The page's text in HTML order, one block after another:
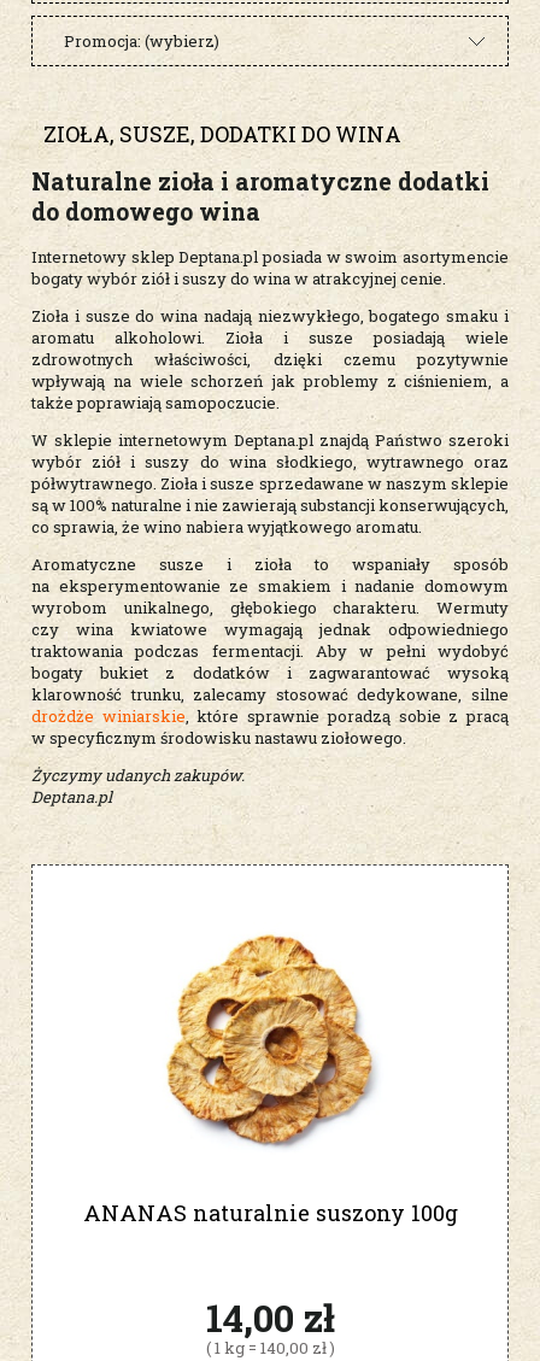
Promocja: (wybierz)
ZIOŁA, SUSZE, DODATKI DO WINA
Naturalne zioła i aromatyczne dodatki
do domowego wina
Internetowy sklep Deptana.pl posiada w swoim asortymencie
bogaty wybór ziół i suszy do wina w atrakcyjnej cenie.
Zioła i susze do wina nadają niezwykłego, bogatego smaku i
aromatu alkoholowi. Zioła i susze posiadają wiele
zdrowotnych właściwości, dzięki czemu pozytywnie
wpływają na wiele schorzeń jak problemy z ciśnieniem, a
także poprawiają samopoczucie.
W sklepie internetowym Deptana.pl znajdą Państwo szeroki
wybór ziół i suszy do wina słodkiego, wytrawnego oraz
półwytrawnego. Zioła i susze sprzedawane w naszym sklepie
są w 100% naturalne i nie zawierają substancji konserwujących,
co sprawia, że wino nabiera wyjątkowego aromatu.
Aromatyczne susze i zioła to wspaniały sposób
na eksperymentowanie ze smakiem i nadanie domowym
wyrobom unikalnego, głębokiego charakteru. Wermuty
czy wina kwiatowe wymagają jednak odpowiedniego
traktowania podczas fermentacji. Aby w pełni wydobyć
bogaty bukiet z dodatków i zagwarantować wysoką
klarowność trunku, zalecamy stosować dedykowane, silne
drożdże winiarskie, które sprawnie poradzą sobie z pracą
w specyficznym środowisku nastawu ziołowego.
Życzymy udanych zakupów.
Deptana.pl
ANANAS naturalnie suszony 100g
14,00 zł
( 1 kg = 140,00 zł )